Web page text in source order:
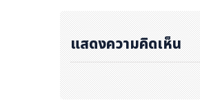
ธุรกิจด้วยวิธีการควบบริษัท
ถือหุ้นเกินกว่าร้อยละสิบของจำนว
ารบริหารธุรกิจของผู้รับใบอนุญาต
ไม่ใช้บังคับกับการรวมธุรกิจระหว่า
นอกจากนี้ เมื่อพิจารณาจากแนวปฏิ
แสดงความคิดเห็น